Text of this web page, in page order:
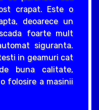
crapat. Este o
deoarece un
foarte mult
siguranta.
in geamuri cat
buna calitate,
folosire a masinii